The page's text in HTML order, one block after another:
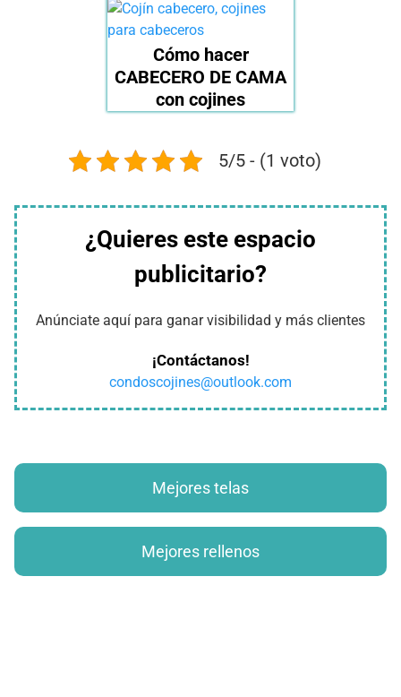
Cómo hacer
CABECERO DE CAMA
con cojines
5/5 - (1 voto)
¿Quieres este espacio
publicitario?
Anúnciate aquí para ganar visibilidad y más clientes
¡Contáctanos!
condoscojines@outlook.com
Mejores telas
Mejores rellenos